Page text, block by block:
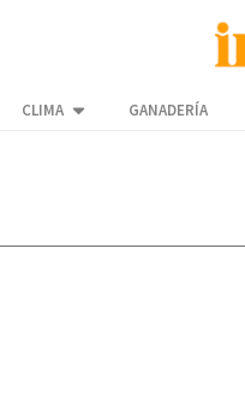
CLIMA GANADERÍA